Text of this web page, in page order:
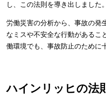
し、この法則を導き出しました。
労働災害の分析から、事故の発
なミスや不安全な行動があるこ
働環境でも、事故防止のために
ハインリッヒの法